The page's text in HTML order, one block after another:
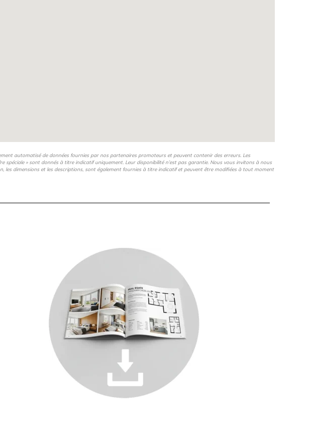
automatisé de données fournies par nos partenaires promoteurs et peuvent contenir des erreurs. Les
spéciale » sont donnés à titre indicatif uniquement. Leur disponibilité n’est pas garantie. Nous vous invitons à nous
les dimensions et les descriptions, sont également fournies à titre indicatif et peuvent être modifiées à tout moment